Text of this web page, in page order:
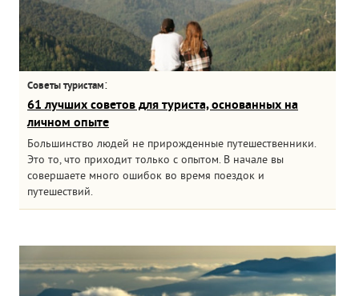
Советы туристам:
61 лучших советов для туриста, основанных на
личном опыте
Большинство людей не прирожденные путешественники.
Это то, что приходит только с опытом. В начале вы
совершаете много ошибок во время поездок и
путешествий.